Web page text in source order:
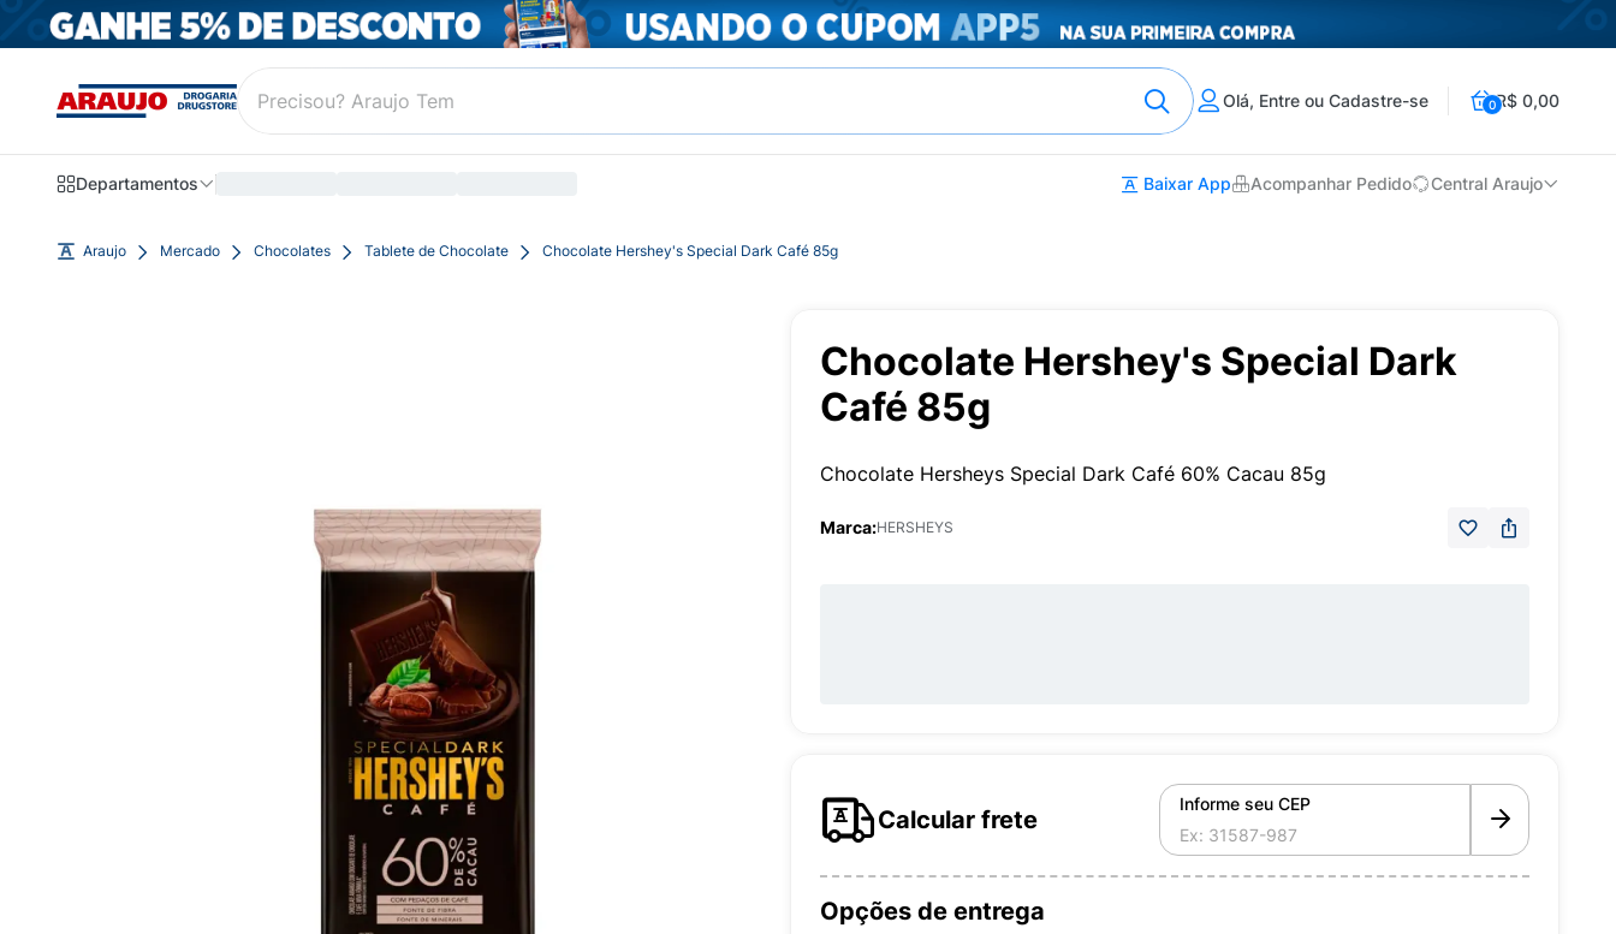
Olá, Entre ou Cadastre-se 0R$ 0,00
Departamentos Baixar App Acompanhar Pedido Central Araujo
Araujo Mercado Chocolates Tablete de Chocolate Chocolate Hershey's Special Dark Café 85g
Chocolate Hershey's Special Dark
Café 85g
Chocolate Hersheys Special Dark Café 60% Cacau 85g
Marca:HERSHEYS
Calcular frete
Informe seu CEP
Opções de entrega